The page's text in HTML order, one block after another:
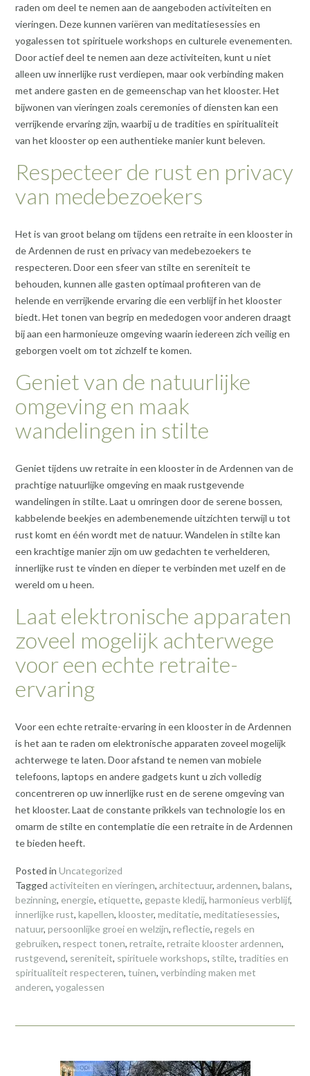
raden om deel te nemen aan de aangeboden activiteiten en
vieringen. Deze kunnen variëren van meditatiesessies en
yogalessen tot spirituele workshops en culturele evenementen.
Door actief deel te nemen aan deze activiteiten, kunt u niet
alleen uw innerlijke rust verdiepen, maar ook verbinding maken
met andere gasten en de gemeenschap van het klooster. Het
bijwonen van vieringen zoals ceremonies of diensten kan een
verrijkende ervaring zijn, waarbij u de tradities en spiritualiteit
van het klooster op een authentieke manier kunt beleven.
Respecteer de rust en privacy
van medebezoekers
Het is van groot belang om tijdens een retraite in een klooster in
de Ardennen de rust en privacy van medebezoekers te
respecteren. Door een sfeer van stilte en sereniteit te
behouden, kunnen alle gasten optimaal profiteren van de
helende en verrijkende ervaring die een verblijf in het klooster
biedt. Het tonen van begrip en mededogen voor anderen draagt
bij aan een harmonieuze omgeving waarin iedereen zich veilig en
geborgen voelt om tot zichzelf te komen.
Geniet van de natuurlijke
omgeving en maak
wandelingen in stilte
Geniet tijdens uw retraite in een klooster in de Ardennen van de
prachtige natuurlijke omgeving en maak rustgevende
wandelingen in stilte. Laat u omringen door de serene bossen,
kabbelende beekjes en adembenemende uitzichten terwijl u tot
rust komt en één wordt met de natuur. Wandelen in stilte kan
een krachtige manier zijn om uw gedachten te verhelderen,
innerlijke rust te vinden en dieper te verbinden met uzelf en de
wereld om u heen.
Laat elektronische apparaten
zoveel mogelijk achterwege
voor een echte retraite-
ervaring
Voor een echte retraite-ervaring in een klooster in de Ardennen
is het aan te raden om elektronische apparaten zoveel mogelijk
achterwege te laten. Door afstand te nemen van mobiele
telefoons, laptops en andere gadgets kunt u zich volledig
concentreren op uw innerlijke rust en de serene omgeving van
het klooster. Laat de constante prikkels van technologie los en
omarm de stilte en contemplatie die een retraite in de Ardennen
te bieden heeft.
Posted in Uncategorized
Tagged activiteiten en vieringen, architectuur, ardennen, balans,
bezinning, energie, etiquette, gepaste kledij, harmonieus verblijf,
innerlijke rust, kapellen, klooster, meditatie, meditatiesessies,
natuur, persoonlijke groei en welzijn, reflectie, regels en
gebruiken, respect tonen, retraite, retraite klooster ardennen,
rustgevend, sereniteit, spirituele workshops, stilte, tradities en
spiritualiteit respecteren, tuinen, verbinding maken met
anderen, yogalessen